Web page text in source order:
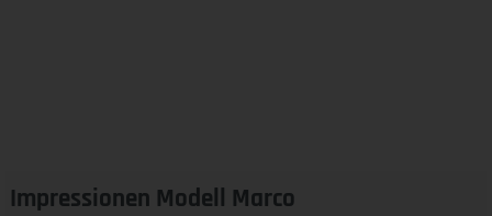
Impressionen Modell Marco